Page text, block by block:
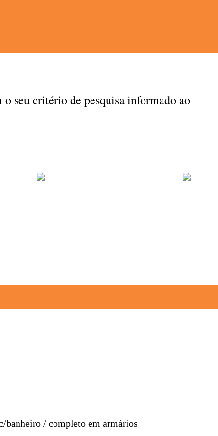
seu critério de pesquisa informado ao
/ completo em armários